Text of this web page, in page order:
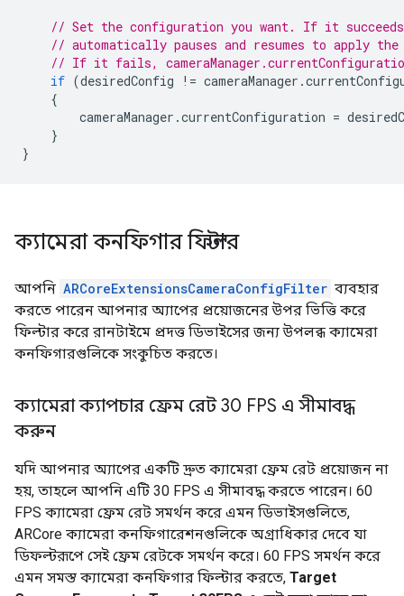
// Set the configuration you want. If it
// automatically pauses and resumes to apply
// If it fails,
if (desiredConfig != cameraManager .
{
cameraManager .currentConfiguration =
}
}
ক্যামেরা কনফিগার ফিল্টার
আপনি ARCoreExtensionsCameraConfigFilter ব্যবহার
করতে পারেন আপনার অ্যাপের প্রয়োজনের উপর ভিত্তি করে
ফিল্টার করে রানটাইমে প্রদত্ত ডিভাইসের জন্য উপলব্ধ ক্যামেরা
কনফিগারগুলিকে সংকুচিত করতে।
ক্যামেরা ক্যাপচার ফ্রেম রেট 30 FPS এ সীমাবদ্ধ
করুন
যদি আপনার অ্যাপের একটি দ্রুত ক্যামেরা ফ্রেম রেট প্রয়োজন না
হয়, তাহলে আপনি এটি 30 FPS এ সীমাবদ্ধ করতে পারেন। 60
FPS ক্যামেরা ফ্রেম রেট সমর্থন করে এমন ডিভাইসগুলিতে,
ARCore ক্যামেরা কনফিগারেশনগুলিকে অগ্রাধিকার দেবে যা
ডিফল্টরূপে সেই ফ্রেম রেটকে সমর্থন করে। 60 FPS সমর্থন করে
এমন সমস্ত ক্যামেরা কনফিগার ফিল্টার করতে, Target